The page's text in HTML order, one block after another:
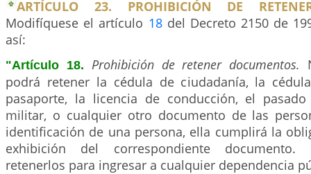
ARTÍCULO 23. PROHIBICIÓN DE
Modifíquese el artículo 18del Decreto 2150 de
así:
"Artículo 18. Prohibición de retener documentos.
podrá retener la cédula de ciudadanía, la
pasaporte, la licencia de conducción, el
militar, o cualquier otro documento de las
identificación de una persona, ella cumplirá la
exhibición del correspondiente documento.
retenerlos para ingresar a cualquier dependencia